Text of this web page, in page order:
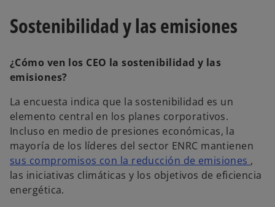
Sostenibilidad y las emisiones
¿Cómo ven los CEO la sostenibilidad y las
emisiones?
La encuesta indica que la sostenibilidad es un
elemento central en los planes corporativos.
Incluso en medio de presiones económicas, la
mayoría de los líderes del sector ENRC mantienen
sus compromisos con la reducción de emisiones ,
las iniciativas climáticas y los objetivos de eficiencia
energética.